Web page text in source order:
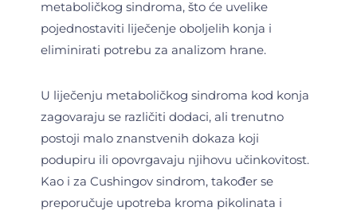
metaboličkog sindroma, što će uvelike
pojednostaviti liječenje oboljelih konja i
eliminirati potrebu za analizom hrane.
U liječenju metaboličkog sindroma kod konja
zagovaraju se različiti dodaci, ali trenutno
postoji malo znanstvenih dokaza koji
podupiru ili opovrgavaju njihovu učinkovitost.
Kao i za Cushingov sindrom, također se
preporučuje upotreba kroma pikolinata i